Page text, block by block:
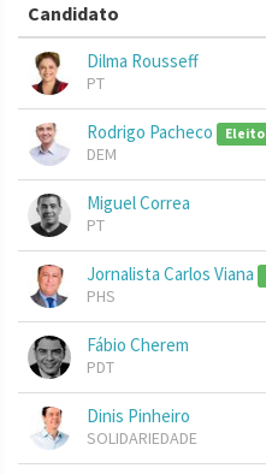
Candidato
Dilma Rousseff
PT
Rodrigo Pacheco Eleito
DEM
Miguel Correa
PT
Jornalista Carlos Viana
PHS
Fábio Cherem
PDT
Dinis Pinheiro
SOLIDARIEDADE